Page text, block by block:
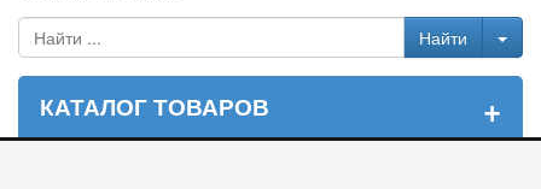
КАТАЛОГ ТОВАРОВ +